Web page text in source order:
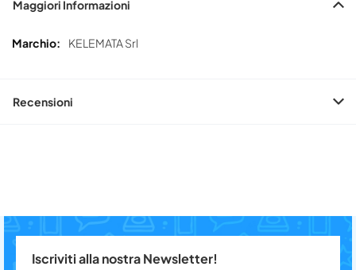
Maggiori Informazioni
Maggiori
KELEMATA Srl
Recensioni
Iscriviti alla nostra Newsletter!